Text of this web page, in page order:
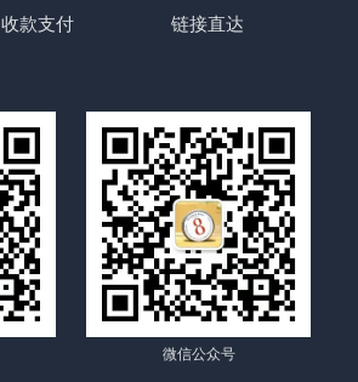
收款支付 链接直达
微信公众号